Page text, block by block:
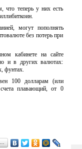
что теперь у них есть
могут пополнять
без потерь при
кабинете на сайте
и в других валютах:
фунтах.
100 долларам (или
плавающий, от 0